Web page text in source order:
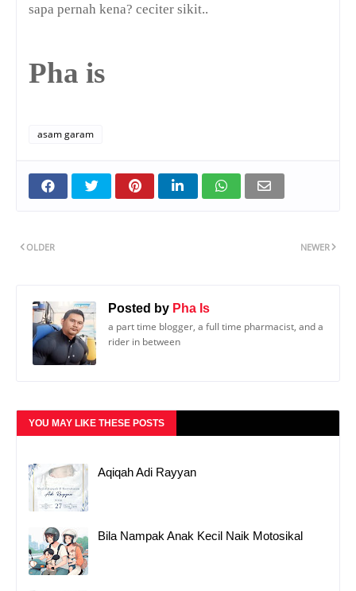
sapa pernah kena? ceciter sikit..
Pha is
asam garam
NEWER
OLDER
Posted by Pha Is
a part time blogger, a full time pharmacist, and a
rider in between
YOU MAY LIKE THESE POSTS
Aqiqah Adi Rayyan
Bila Nampak Anak Kecil Naik Motosikal